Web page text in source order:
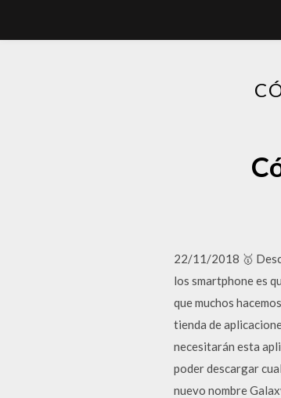
22/11/2018 🥇
los smartphone es
que muchos
tienda de
necesitarán esta
poder descargar
nuevo nombre